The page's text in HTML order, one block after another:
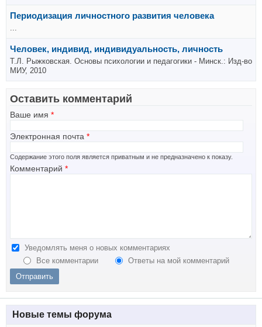
Периодизация личностного развития человека
...
Человек, индивид, индивидуальность, личность
Т.Л. Рыжковская. Основы психологии и педагогики - Минск.: Изд-во
МИУ, 2010
Оставить комментарий
Ваше имя *
Электронная почта *
Содержание этого поля является приватным и не предназначено к показу.
Комментарий *
Уведомлять меня о новых комментариях
Все комментарии
Ответы на мой комментарий
Новые темы форума